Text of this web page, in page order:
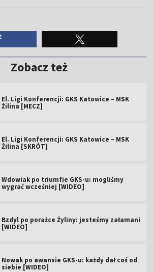
Zobacz też
El. Ligi Konferencji: GKS Katowice – MSK
Żilina [MECZ]
El. Ligi Konferencji: GKS Katowice – MSK
Żilina [SKRÓT]
Wdowiak po triumfie GKS-u: mogliśmy
wygrać wcześniej [WIDEO]
Bzdyl po porażce Żyliny: jesteśmy załamani
[WIDEO]
Nowak po awansie GKS-u: każdy dał coś od
siebie [WIDEO]